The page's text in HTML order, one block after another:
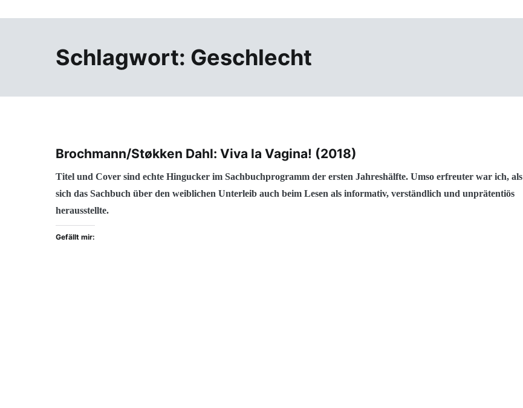
Schlagwort: Geschlecht
Brochmann/Støkken Dahl: Viva la Vagina! (2018)
Titel und Cover sind echte Hingucker im Sachbuchprogramm der ersten Jahreshälfte. Umso erfreuter war ich, als
sich das Sachbuch über den weiblichen Unterleib auch beim Lesen als informativ, verständlich und unprätentiös
herausstellte.
Gefällt mir: